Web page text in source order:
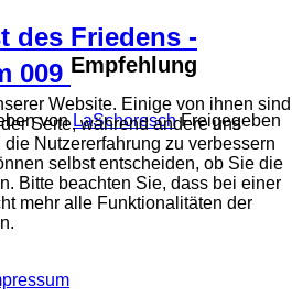
des Friedens -
009 Empfehlung
von LaSchoresch Freigegeben
Website. Einige von ihnen sind
Seite, während andere uns
Nutzererfahrung zu verbessern
selbst entscheiden, ob Sie die
Bitte beachten Sie, dass bei einer
mehr alle Funktionalitäten der